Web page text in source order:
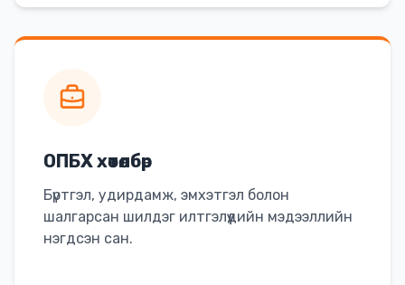
ОПБХ хөтөлбөр
Бүртгэл, удирдамж, эмхэтгэл болон
шалгарсан шилдэг илтгэлүүдийн мэдээллийн
нэгдсэн сан.